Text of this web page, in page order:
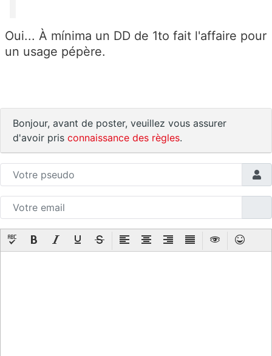
Oui... À mínima un DD de 1to fait l'affaire pour
un usage pépère.
Bonjour, avant de poster, veuillez vous assurer
d'avoir pris connaissance des règles.